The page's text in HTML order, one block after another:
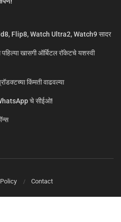
Flip8, Watch Ultra2, Watch9 सादर
खासगी ऑर्बिटल रॉकेटचे यशस्वी
किंमती वाढवल्या
चे सीईओ!
Contact